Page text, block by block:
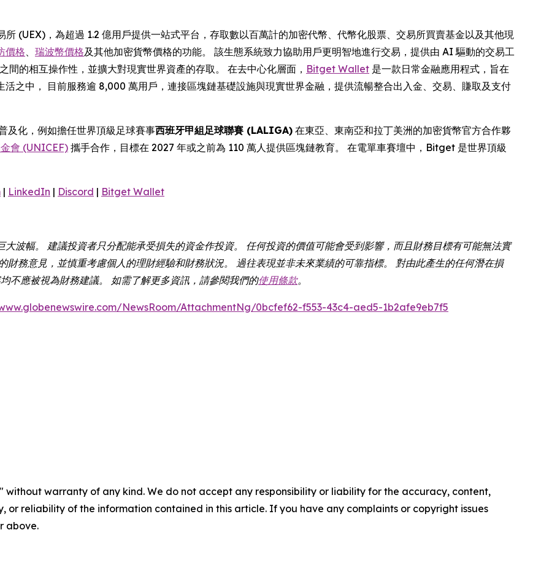
(UEX)，為超過 1.2 億用戶提供一站式平台，存取數以百萬計的加密代幣、代幣化股票、交易所買賣基金以及其他現
價格 瑞波幣價格及其他加密貨幣價格的功能。 該生態系統致力協助用戶更明智地進行交易，提供由 AI 驅動的交易工
的相互操作性，並擴大對現實世界資產的存取。 在去中心化層面， Bitget Wallet 是一款日常金融應用程式，旨在
之中， 目前服務逾 8,000 萬用戶，連接區塊鏈基礎設施與現實世界金融，提供流暢整合出入金、交易、賺取及支付
及化，例如擔任世界頂級足球賽事西班牙甲組足球聯賽 (LALIGA) 在東亞、東南亞和拉丁美洲的加密貨幣官方合作夥
會 (UNICEF) 攜手合作，目標在 2027 年或之前為 110 萬人提供區塊鏈教育。 在電單車賽壇中，Bitget 是世界頂級
| LinkedIn | Discord | Bitget Wallet
波幅。 建議投資者只分配能承受損失的資金作投資。 任何投資的價值可能會受到影響，而且財務目標有可能無法實
財務意見，並慎重考慮個人的理財經驗和財務狀況。 過往表現並非未來業績的可靠指標。 對由此產生的任何潛在損
不應被視為財務建議。 如需了解更多資訊，請參閱我們的使用條款。
NewsRoom/AttachmentNg/0bcfef62-f553-43c4-aed5-1b2afe9eb7f5
without warranty of any kind. We do not accept any responsibility or liability for the accuracy, content,
or reliability of the information contained in this article. If you have any complaints or copyright issues
above.